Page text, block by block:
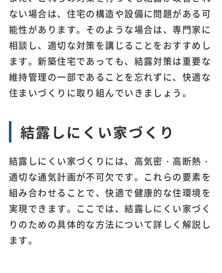
ない場合は、住宅の構造や設備に問題がある可
能性があります。そのような場合は、専門家に
相談し、適切な対策を講じることをおすすめし
ます。新築住宅であっても、結露対策は重要な
維持管理の一部であることを忘れずに、快適な
住まいづくりに取り組んでいきましょう。
結露しにくい家づくり
結露しにくい家づくりには、高気密・高断熱・
適切な通気計画が不可欠です。これらの要素を
組み合わせることで、快適で健康的な住環境を
実現できます。ここでは、結露しにくい家づく
りのための具体的な方法について詳しく解説し
ます。